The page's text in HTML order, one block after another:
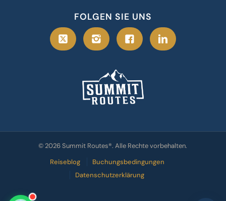
FOLGEN SIE UNS
© 2026 Summit Routes®. Alle Rechte vorbehalten.
Reiseblog
Buchungsbedingungen
Datenschutzerklärung